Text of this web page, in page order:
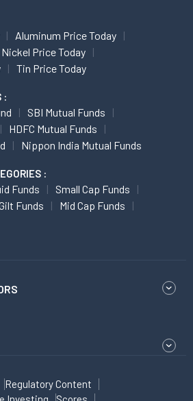
Aluminum Price Today
Nickel Price Today
Tin Price Today
:
SBI Mutual Funds
HDFC Mutual Funds
Nippon India Mutual Funds
:
Funds
Small Cap Funds
Funds
Mid Cap Funds
Regulatory Content